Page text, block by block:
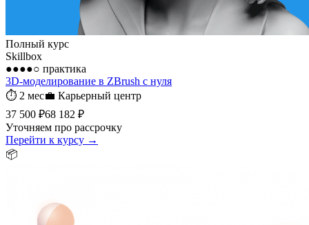
Полный курс
Skillbox
●●●●○ практика
3D-моделирование в ZBrush с нуля
⏱ 2 мес💼 Карьерный центр
37 500 ₽68 182 ₽
Уточняем про рассрочку
Перейти к курсу →
📦